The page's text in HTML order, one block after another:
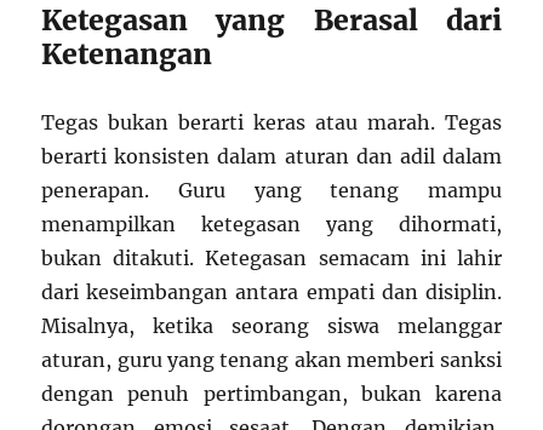
Ketegasan yang Berasal dari
Ketenangan
Tegas bukan berarti keras atau marah. Tegas
berarti konsisten dalam aturan dan adil dalam
penerapan. Guru yang tenang mampu
menampilkan ketegasan yang dihormati,
bukan ditakuti. Ketegasan semacam ini lahir
dari keseimbangan antara empati dan disiplin.
Misalnya, ketika seorang siswa melanggar
aturan, guru yang tenang akan memberi sanksi
dengan penuh pertimbangan, bukan karena